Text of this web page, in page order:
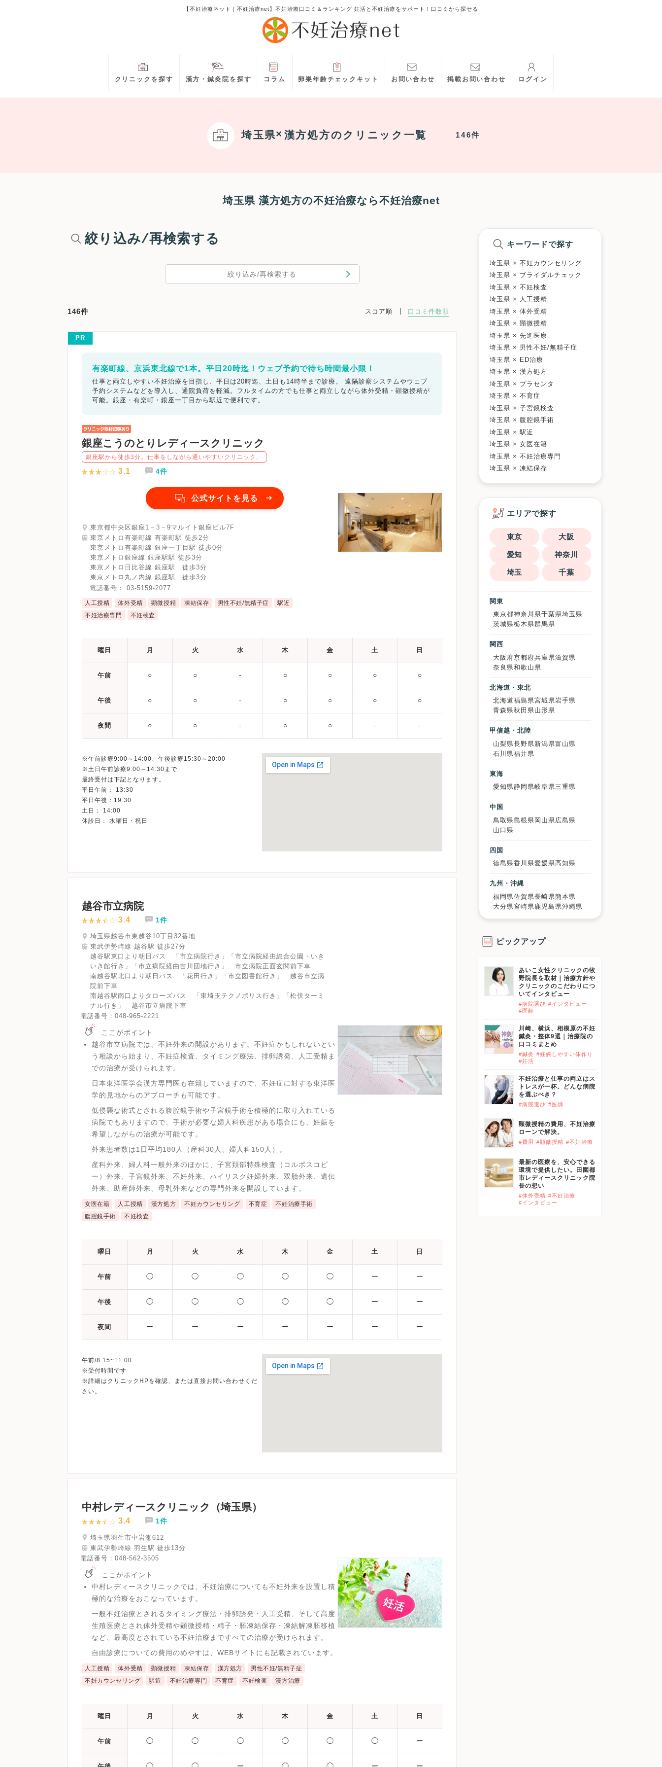
【不妊治療ネット｜不妊治療net】不妊治療口コミ＆ランキング 妊活と不妊治療をサポート！口コミから探せる
クリニックを探す 漢方・鍼灸院を探す コラム 卵巣年齢チェックキット お問い合わせ 掲載お問い合わせ ログイン
埼玉県 漢方処方のクリニック一覧 146件
埼玉県 漢方処方の不妊治療なら不妊治療net
絞り込み/再検索する
絞り込み/再検索する
146件 スコア順 口コミ件数順
PR
有楽町線、京浜東北線で1本。平日20時迄！ウェブ予約で待ち時間最小限！
仕事と両立しやすい不妊治療を目指し、平日は20時迄、土日も14時半まで診療。 遠隔診察システムやウェブ
予約システムなどを導入し、通院負荷を軽減。フルタイムの方でも仕事と両立しながら体外受精・顕微授精が
可能。銀座・有楽町・銀座一丁目から駅近で便利です。
銀座こうのとりレディースクリニック
銀座駅から徒歩3分。仕事をしながら通いやすいクリニック。
3.1 4件
公式サイトを見る
東京都中央区銀座1－3－9マルイト銀座ビル7F
東京メトロ有楽町線 有楽町駅 徒歩2分
東京メトロ有楽町線 銀座一丁目駅 徒歩0分
東京メトロ銀座線 銀座駅駅 徒歩3分
東京メトロ日比谷線 銀座駅 徒歩3分
東京メトロ丸ノ内線 銀座駅 徒歩3分
電話番号： 03-5159-2077
人工授精 体外受精 顕微授精 凍結保存 男性不妊/無精子症
駅近
不妊治療専門
不妊検査
曜日 月 火 水 木 金 土 日
午前 ○ ○ ‐ ○ ○ ○ ○
午後 ○ ○ ‐ ○ ○ ○ ○
夜間 ○ ○ ‐ ○ ○ ‐ ‐
※午前診療9:00～14:00、午後診療15:30～20:00
※土日午前診療9:00～14:30まで
最終受付は下記となります。
平日午前： 13:30
平日午後：19:30
土日： 14:00
越谷市立病院
3.4 1件
埼玉県越谷市東越谷10丁目32番地
東武伊勢崎線 越谷駅 徒歩27分
越谷駅東口より朝日バス 「市立病院行き」「市立病院経由総合公園・いき
いき館行き」「市立病院経由吉川団地行き」 市立病院正面玄関前下車
南越谷駅北口より朝日バス 「花田行き」「市立図書館行き」 越谷市立病
院前下車
南越谷駅南口よりタローズバス 「東埼玉テクノポリス行き」「松伏ターミ
ナル行き」 越谷市立病院下車
電話番号： 048-965-2221
ここがポイント
越谷市立病院では、不妊外来の開設があります。不妊症かもしれないとい
う相談から始まり、不妊症検査、タイミング療法、排卵誘発、人工受精ま
での治療が受けられます。
日本東洋医学会漢方専門医も在籍していますので、不妊症に対する東洋医
学的見地からのアプローチも可能です。
低侵襲な術式とされる腹腔鏡手術や子宮鏡手術を積極的に取り入れている
病院でもありますので、手術が必要な婦人科疾患がある場合にも、妊娠を
希望しながらの治療が可能です。
外来患者数は1日平均180人（産科30人、婦人科150人）。
産科外来、婦人科一般外来のほかに、子宮頚部特殊検査（コルポスコピ
ー）外来、子宮鏡外来、不妊外来、ハイリスク妊婦外来、双胎外来、遺伝
外来、助産師外来、母乳外来などの専門外来を開設しています。
女医在籍 人工授精 漢方処方 不妊カウンセリング 不育症
不妊治療手術
腹腔鏡手術
不妊検査
曜日 月 火 水 木 金 土 日
午前 ◯ ◯ ◯ ◯ ◯ ー ー
午後 ◯ ◯ ◯ ◯ ◯ ー ー
夜間 ー ー ー ー ー ー ー
午前/8:15~11:00
※受付時間です
※詳細はクリニックHPを確認、または直接お問い合わせくだ
中村レディースクリニック（埼玉県）
3.4 1件
埼玉県羽生市中岩瀬612
東武伊勢崎線 羽生駅 徒歩13分
電話番号： 048-562-3505
ここがポイント
中村レディースクリニックでは、不妊治療についても不妊外来を設置し積
極的な治療をおこなっています。
一般不妊治療とされるタイミング療法・排卵誘発・人工受精、そして高度
生殖医療とされ体外受精や顕微授精・精子・胚凍結保存・凍結解凍胚移植
など、最高度とされている不妊治療まですべての治療が受けられます。
自由診療についての費用のめやすは、WEBサイトにも記載されています。
人工授精 体外受精 顕微授精 凍結保存 漢方処方
男性不妊/無精子症
不妊カウンセリング
駅近 不妊治療専門 不育症 不妊検査 漢方治療
曜日 月 火 水 木 金 土 日
午前 ◯ ◯ ◯ ◯ ◯ ◯ ー
キーワードで探す
埼玉県 × 不妊カウンセリング
埼玉県 × ブライダルチェック
埼玉県 × 不妊検査
埼玉県 × 人工授精
埼玉県 × 体外受精
埼玉県 × 顕微授精
埼玉県 × 先進医療
埼玉県 × 男性不妊/無精子症
埼玉県 × ED治療
埼玉県 × 漢方処方
埼玉県 × プラセンタ
埼玉県 × 不育症
埼玉県 × 子宮鏡検査
埼玉県 × 腹腔鏡手術
埼玉県 × 駅近
埼玉県 × 女医在籍
埼玉県 × 不妊治療専門
埼玉県 × 凍結保存
エリアで探す
東京 大阪
愛知 神奈川
埼玉 千葉
関東
東京都神奈川県千葉県埼玉県
茨城県栃木県群馬県
関西
大阪府京都府兵庫県滋賀県
奈良県和歌山県
北海道・東北
北海道福島県宮城県岩手県
青森県秋田県山形県
甲信越・北陸
山梨県長野県 新潟県富山県
石川県福井県
東海
愛知県静岡県岐阜県三重県
中国
鳥取県島根県 岡山県 広島県
山口県
四国
徳島県香川県愛媛県高知県
九州・沖縄
福岡県佐賀県長崎県 熊本県
大分県宮崎県 鹿児島県沖縄県
ピックアップ
あいこ女性クリニックの牧
野院長を取材｜治療方針や
クリニックのこだわりにつ
いてインタビュー
#病院選び #インタビュー
#医師
川崎、横浜、相模原の不妊
鍼灸・整体9選｜治療院の
口コミまとめ
#鍼灸 #妊娠しやすい体作り
#妊活
不妊治療と仕事の両立はス
トレスが一杯。どんな病院
を選ぶべき？
#病院選び #医師
顕微授精の費用、不妊治療
ローンで解決。
#費用 #顕微授精 #不妊治療
最新の医療を、安心できる
環境で提供したい。田園都
市レディースクリニック院
長の想い
#体外受精 #不妊治療
#インタビュー